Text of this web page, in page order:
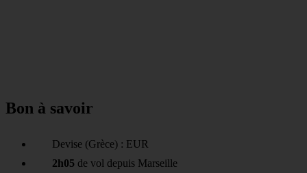
Bon à savoir
Devise (Grèce) : EUR
2h05 de vol depuis Marseille